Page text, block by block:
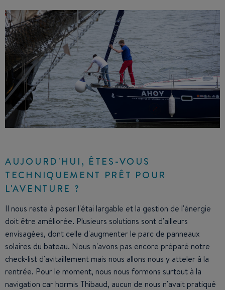
AUJOURD'HUI, ÊTES-VOUS
TECHNIQUEMENT PRÊT POUR
L'AVENTURE ?
Il nous reste à poser l'étai largable et la gestion de l'énergie
doit être améliorée. Plusieurs solutions sont d'ailleurs
envisagées, dont celle d'augmenter le parc de panneaux
solaires du bateau. Nous n'avons pas encore préparé notre
check-list d'avitaillement mais nous allons nous y atteler à la
rentrée. Pour le moment, nous nous formons surtout à la
navigation car hormis Thibaud, aucun de nous n'avait pratiqué